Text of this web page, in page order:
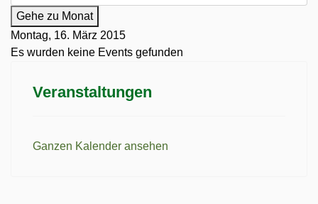
Gehe zu Monat
Montag, 16. März 2015
Es wurden keine Events gefunden
Veranstaltungen
Ganzen Kalender ansehen